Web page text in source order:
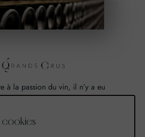
à la passion du vin, il n’y a eu
que nous avons franchi en faisant
Crus avec pour mission de